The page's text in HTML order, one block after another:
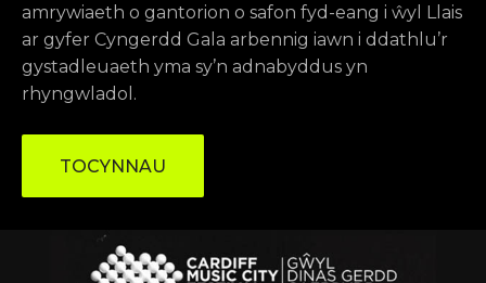
amrywiaeth o gantorion o safon fyd-eang i ŵyl Llais
ar gyfer Cyngerdd Gala arbennig iawn i ddathlu’r
gystadleuaeth yma sy’n adnabyddus yn
rhyngwladol.
TOCYNNAU